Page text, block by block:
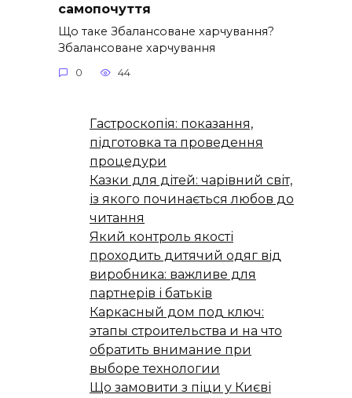
самопочуття
Що таке Збалансоване харчування?
Збалансоване харчування
0 44
Гастроскопія: показання,
підготовка та проведення
процедури
Казки для дітей: чарівний світ,
із якого починається любов до
читання
Який контроль якості
проходить дитячий одяг від
виробника: важливе для
партнерів і батьків
Каркасный дом под ключ:
этапы строительства и на что
обратить внимание при
выборе технологии
Що замовити з піци у Києві